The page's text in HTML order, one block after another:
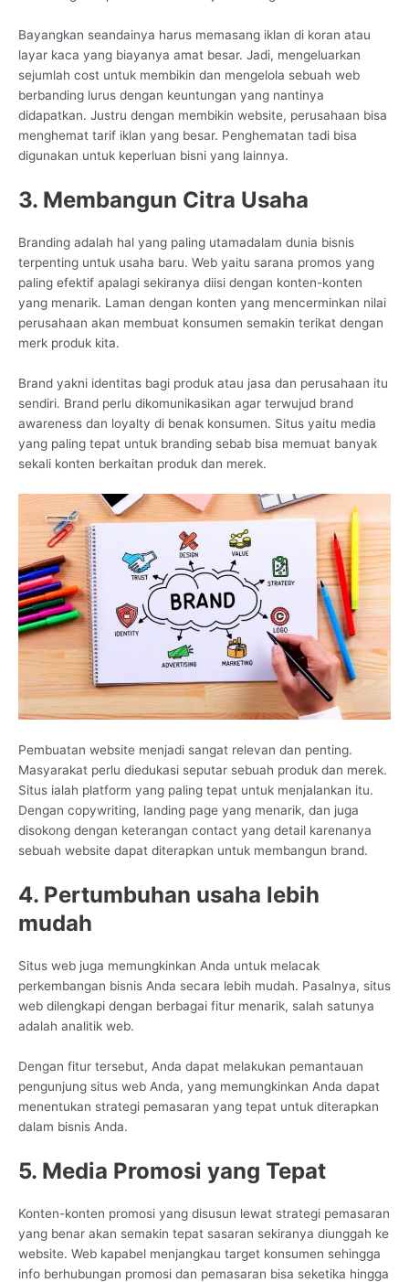
Bayangkan seandainya harus memasang iklan di koran atau
layar kaca yang biayanya amat besar. Jadi, mengeluarkan
sejumlah cost untuk membikin dan mengelola sebuah web
berbanding lurus dengan keuntungan yang nantinya
didapatkan. Justru dengan membikin website, perusahaan bisa
menghemat tarif iklan yang besar. Penghematan tadi bisa
digunakan untuk keperluan bisni yang lainnya.
3. Membangun Citra Usaha
Branding adalah hal yang paling utamadalam dunia bisnis
terpenting untuk usaha baru. Web yaitu sarana promos yang
paling efektif apalagi sekiranya diisi dengan konten-konten
yang menarik. Laman dengan konten yang mencerminkan nilai
perusahaan akan membuat konsumen semakin terikat dengan
merk produk kita.
Brand yakni identitas bagi produk atau jasa dan perusahaan itu
sendiri. Brand perlu dikomunikasikan agar terwujud brand
awareness dan loyalty di benak konsumen. Situs yaitu media
yang paling tepat untuk branding sebab bisa memuat banyak
sekali konten berkaitan produk dan merek.
Pembuatan website menjadi sangat relevan dan penting.
Masyarakat perlu diedukasi seputar sebuah produk dan merek.
Situs ialah platform yang paling tepat untuk menjalankan itu.
Dengan copywriting, landing page yang menarik, dan juga
disokong dengan keterangan contact yang detail karenanya
sebuah website dapat diterapkan untuk membangun brand.
4. Pertumbuhan usaha lebih
mudah
Situs web juga memungkinkan Anda untuk melacak
perkembangan bisnis Anda secara lebih mudah. Pasalnya, situs
web dilengkapi dengan berbagai fitur menarik, salah satunya
adalah analitik web.
Dengan fitur tersebut, Anda dapat melakukan pemantauan
pengunjung situs web Anda, yang memungkinkan Anda dapat
menentukan strategi pemasaran yang tepat untuk diterapkan
dalam bisnis Anda.
5. Media Promosi yang Tepat
Konten-konten promosi yang disusun lewat strategi pemasaran
yang benar akan semakin tepat sasaran sekiranya diunggah ke
website. Web kapabel menjangkau target konsumen sehingga
info berhubungan promosi dan pemasaran bisa seketika hingga